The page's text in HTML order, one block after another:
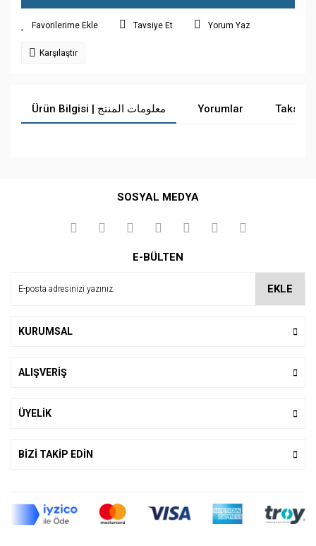
Tavsiye Et Yorum Yaz
Karşılaştır
Ürün Bilgisi | معلومات المنتج Yorumlar Taksit
SOSYAL MEDYA
E-BÜLTEN
EKLE
KURUMSAL
ALIŞVERİŞ
ÜYELİK
BİZİ TAKİP EDİN